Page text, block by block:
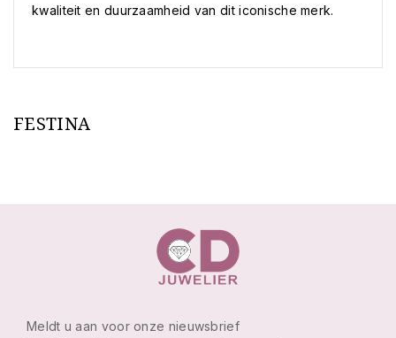
kwaliteit en duurzaamheid van dit iconische merk.
FESTINA
Meldt u aan voor onze nieuwsbrief